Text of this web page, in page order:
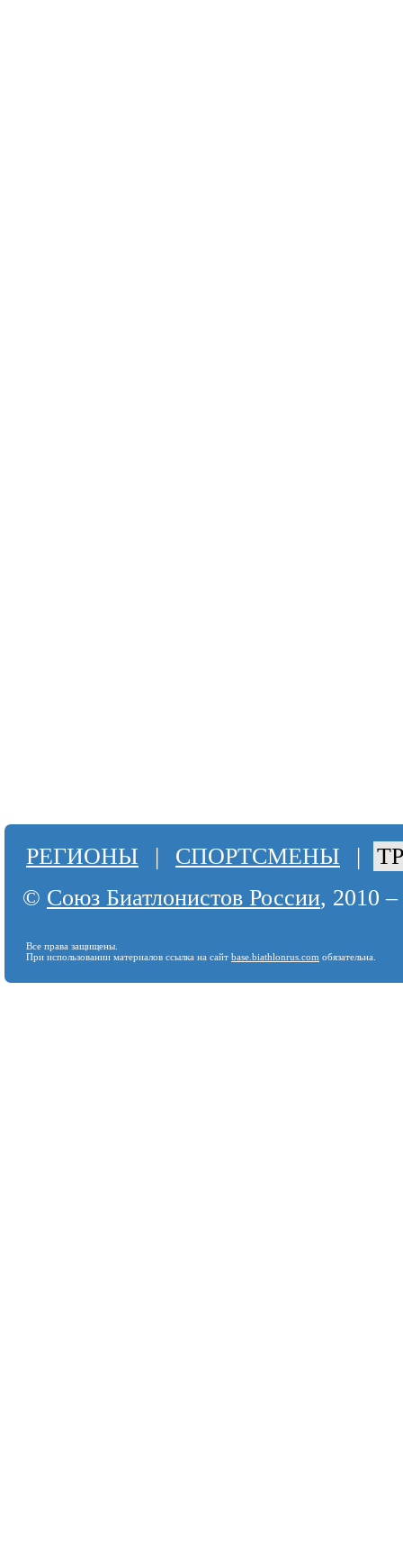
РЕГИОНЫ | СПОРТСМЕНЫ |
© Союз Биатлонистов России, 2010
Все права защищены.
При использовании материалов ссылка на сайт base.biathlonrus.com обязательна.